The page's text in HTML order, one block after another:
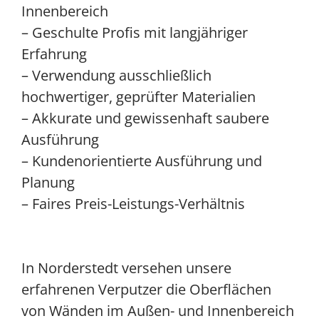
Innenbereich
– Geschulte Profis mit langjähriger
Erfahrung
– Verwendung ausschließlich
hochwertiger, geprüfter Materialien
– Akkurate und gewissenhaft saubere
Ausführung
– Kundenorientierte Ausführung und
Planung
– Faires Preis-Leistungs-Verhältnis
In Norderstedt versehen unsere
erfahrenen Verputzer die Oberflächen
von Wänden im Außen- und Innenbereich